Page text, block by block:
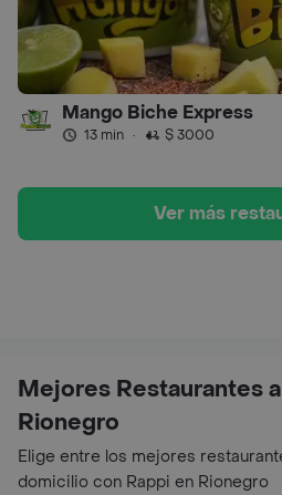
Mango Biche Express
13 min · $ 3000
Ver más
Mejores Restaurantes
Rionegro
Elige entre los mejores
domicilio con Rappi en Rionegro